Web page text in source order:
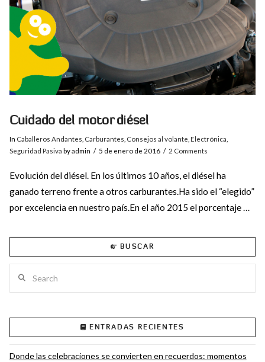
VIEW POST
Cuidado del motor diésel
In Caballeros Andantes Carburantes Consejos al volante Electrónica
Seguridad Pasiva by admin 5 de enero de 2016 2 Comments
Evolución del diésel. En los últimos 10 años, el diésel ha
ganado terreno frente a otros carburantes.Ha sido el “elegido”
por excelencia en nuestro país.En el año 2015 el porcentaje …
BUSCAR
ENTRADAS RECIENTES
Donde las celebraciones se convierten en recuerdos: momentos